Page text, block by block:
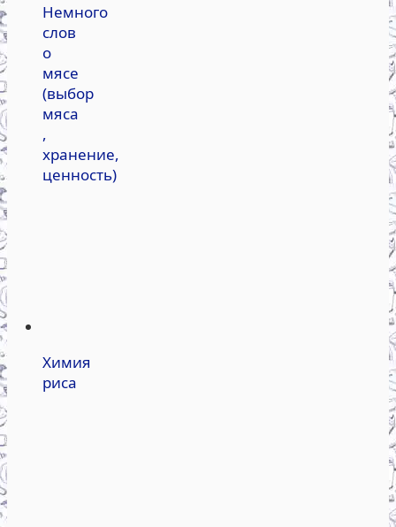
Немного
слов
о
мясе
(выбор
мяса
,
хранение,
ценность)
Химия
риса